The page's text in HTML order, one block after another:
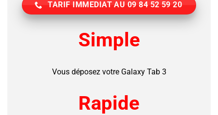
TARIF IMMEDIAT AU 09 84 52 59 20
Simple
Vous déposez votre Galaxy Tab 3
Rapide